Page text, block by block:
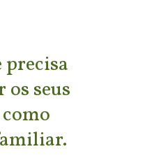
precisa
seus